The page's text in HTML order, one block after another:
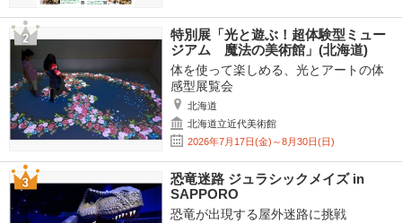
特別展「光と遊ぶ！超体験型ミュー
ジアム 魔法の美術館」(北海道)
体を使って楽しめる、光とアートの体
感型展覧会
北海道
北海道立近代美術館
2026年7月17日(金)～8月30日(日)
恐竜迷路 ジュラシックメイズ in
SAPPORO
恐竜が出現する屋外迷路に挑戦